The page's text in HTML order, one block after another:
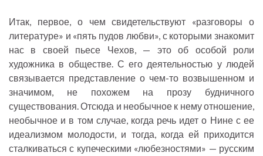
Итак, первое, о чем свидетельствуют «разговоры о
литературе» и «пять пудов любви», с которыми знакомит
нас в своей пьесе Чехов, — это об особой роли
художника в обществе. С его деятельностью у людей
связывается представление о чем-то возвышенном и
значимом, не похожем на прозу будничного
существования. Отсюда и необычное к нему отношение,
необычное и в том случае, когда речь идет о Нине с ее
идеализмом молодости, и тогда, когда ей приходится
сталкиваться с купеческими «любезностями» — русским